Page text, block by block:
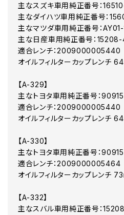
主なスズキ車用純正番号：
主なダイハツ車用純正番号：
主なマツダ車用純正番号：
主な日産車用純正番号：
適合レンチ：2009000005440
オイルフィルターカップレンチ
【A-329】
主なトヨタ車用純正番号：
適合レンチ：2009000005440
オイルフィルターカップレンチ
【A-330】
主なトヨタ車用純正番号：
適合レンチ：2009000005464
オイルフィルターカップレンチ
【A-332】
主なスバル車用純正番号：